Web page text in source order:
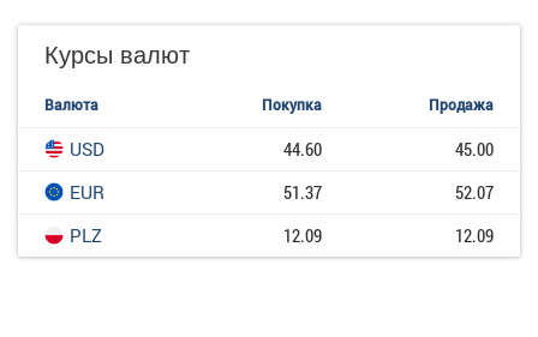
Курсы валют
Валюта Покупка Продажа
USD 44.60
45.00
EUR
51.37
52.07
PLZ
12.09 12.09